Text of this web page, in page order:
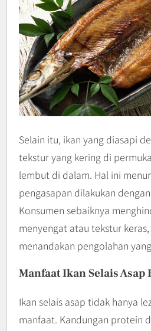
Selain itu, ikan yang diasapi
tekstur yang kering di
lembut di dalam. Hal ini
pengasapan dilakukan
Konsumen sebaiknya
menyengat atau tekstur
menandakan pengolahan
Manfaat Ikan Selais Asap
Ikan selais asap tidak hanya
manfaat. Kandungan protein